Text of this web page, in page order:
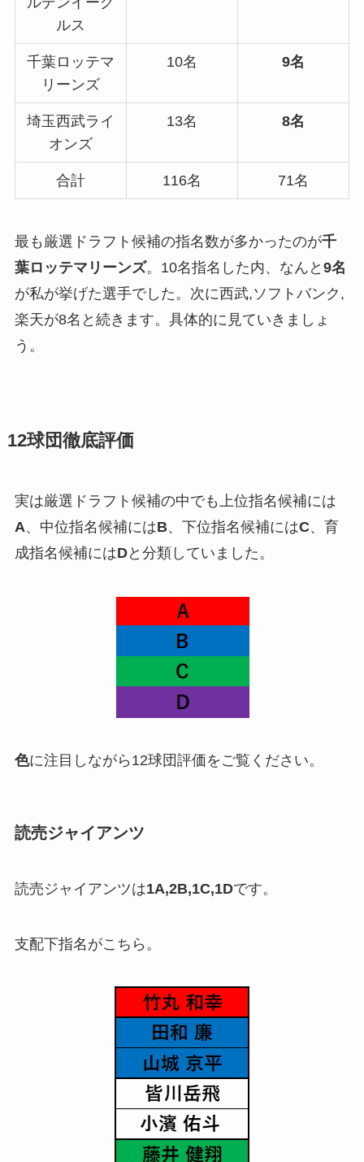
ルス
千葉ロッテマ
リーンズ
10名 9名
埼玉西武ライ
オンズ
13名 8名
合計 116名 71名
最も厳選ドラフト候補の指名数が多かったのが千
葉ロッテマリーンズ。10名指名した内、なんと 9名
が私が挙げた選手でした。次に西武,ソフトバンク,
楽天が8名と続きます。具体的に見ていきましょ
う。
12球団徹底評価
実は厳選ドラフト候補の中でも上位指名候補には
A、中位指名候補にはB、下位指名候補にはC、育
成指名候補にはDと分類していました。
色に注目しながら12球団評価をご覧ください。
読売ジャイアンツ
読売ジャイアンツは1A,2B,1C,1Dです。
支配下指名がこちら。